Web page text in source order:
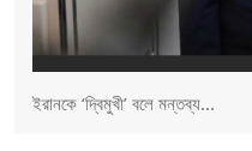
ইরানকে ‘দ্বিমুখী’ বলে মন্তব্য...